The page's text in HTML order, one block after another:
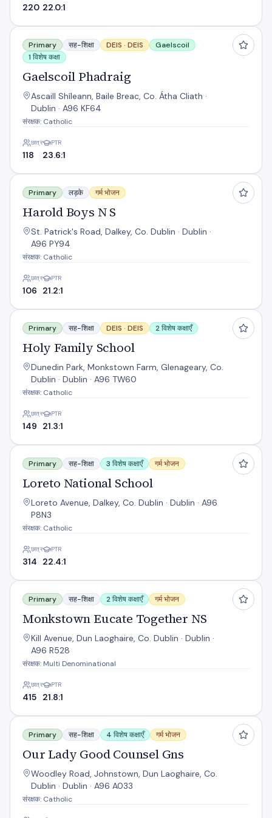
220 22.0:1
Gaelscoil Phadraig
Primary सह-शिक्षा DEIS · DEIS
Gaelscoil
1 विशेष कक्षा
Gaelscoil Phadraig
Ascaill Shíleann, Baile Breac, Co. Átha Cliath ·
Dublin · A96 KF64
संरक्षक: Catholic
छात्र
118
PTR
23.6:1
Harold Boys N S
Primary लड़के गर्म भोजन
Harold Boys N S
St. Patrick's Road, Dalkey, Co. Dublin · Dublin ·
A96 PY94
संरक्षक: Catholic
छात्र
106
PTR
21.2:1
Holy Family School
Primary सह-शिक्षा DEIS · DEIS 2 विशेष कक्षाएँ
Holy Family School
Dunedin Park, Monkstown Farm, Glenageary, Co.
Dublin · Dublin · A96 TW60
संरक्षक: Catholic
छात्र
149
PTR
21.3:1
Loreto National School
Primary सह-शिक्षा 3 विशेष कक्षाएँ गर्म भोजन
Loreto National School
Loreto Avenue, Dalkey, Co. Dublin · Dublin · A96
P8N3
संरक्षक: Catholic
छात्र
314
PTR
22.4:1
Monkstown Eucate Together NS
Primary सह-शिक्षा 2 विशेष कक्षाएँ गर्म भोजन
Monkstown Eucate Together NS
Kill Avenue, Dun Laoghaire, Co. Dublin · Dublin ·
A96 R528
संरक्षक: Multi Denominational
छात्र
415
PTR
21.8:1
Our Lady Good Counsel Gns
Primary सह-शिक्षा 4 विशेष कक्षाएँ गर्म भोजन
Our Lady Good Counsel Gns
Woodley Road, Johnstown, Dun Laoghaire, Co.
Dublin · Dublin · A96 A033
संरक्षक: Catholic